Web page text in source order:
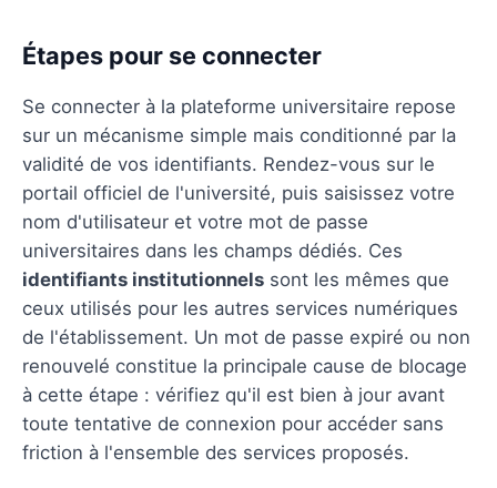
Étapes pour se connecter
Se connecter à la plateforme universitaire repose
sur un mécanisme simple mais conditionné par la
validité de vos identifiants. Rendez-vous sur le
portail officiel de l'université, puis saisissez votre
nom d'utilisateur et votre mot de passe
universitaires dans les champs dédiés. Ces
identifiants institutionnels sont les mêmes que
ceux utilisés pour les autres services numériques
de l'établissement. Un mot de passe expiré ou non
renouvelé constitue la principale cause de blocage
à cette étape : vérifiez qu'il est bien à jour avant
toute tentative de connexion pour accéder sans
friction à l'ensemble des services proposés.